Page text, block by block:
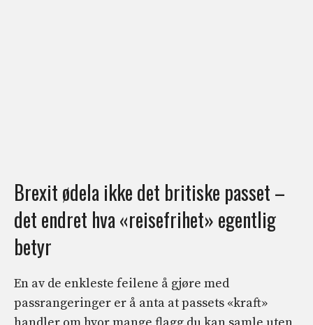
Brexit ødela ikke det britiske passet –
det endret hva «reisefrihet» egentlig
betyr
En av de enkleste feilene å gjøre med
passrangeringer er å anta at passets «kraft»